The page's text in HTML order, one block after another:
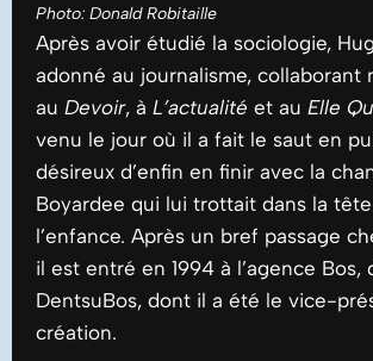
Photo: Donald Robitaille
Après avoir étudié la sociologie,
adonné au journalisme, collaborant
au Devoir, à L’actualité et au Elle
venu le jour où il a fait le saut en
désireux d’enfin en finir avec la
Boyardee qui lui trottait dans la
l’enfance. Après un bref passage
il est entré en 1994 à l’agence Bos,
DentsuBos, dont il a été le vice-
création.